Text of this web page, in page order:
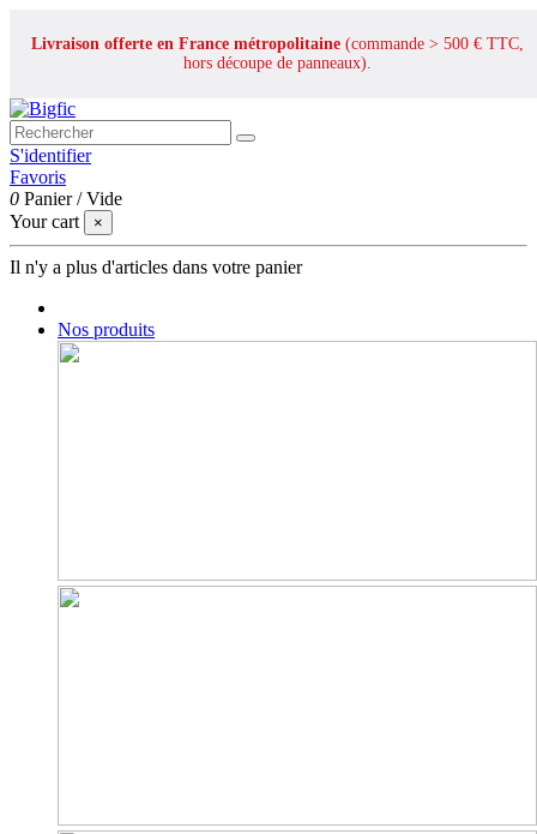
Livraison offerte en France métropolitaine (commande > 500 € TTC,
hors découpe de panneaux).
S'identifier
Favoris
0 Panier /Vide
Your cart
×
Il n'y a plus d'articles dans votre panier
Nos produits